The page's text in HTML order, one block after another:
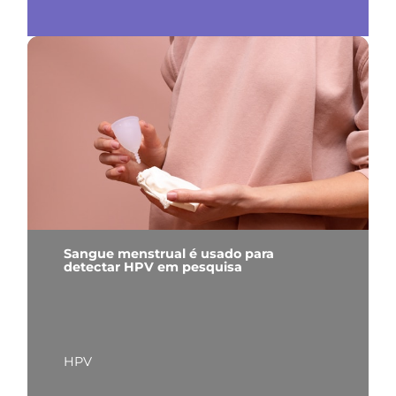
Sangue menstrual é usado para
detectar HPV em pesquisa
HPV